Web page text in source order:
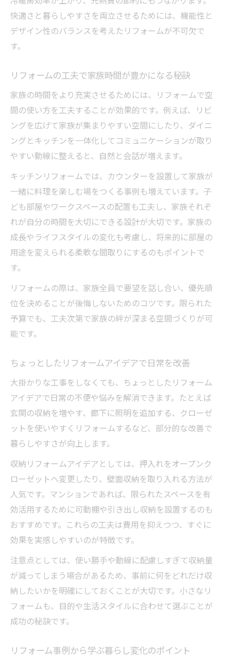
快適空間づくりを実現するリフォームの秘訣
リフォームで叶える快適な住まいの作り方
に
リフォームで実現したい空間改善のポイン
ト
暮らしを豊かにする快適リフォームの秘訣
ライフスタイルに合わせた間取りリフォーム術
リフォームで叶える理想の間取り設計ポイ
ント
ライフスタイル変化に対応する間取りリフ
ォーム
リフォームで間取りを自分らしくアレンジ
する方法
リノベーションで間取りを自由自在に変え
るコツ
省エネも叶える住まいのリフォーム新提案
省エネリフォームの最新トレンドと実践法
リフォームで光熱費削減を実現するコツ
エコな住まいを目指すリフォームアイデア
集
リフォームの工夫で環境にも優しい住まい
へ
快適さと暮らしやすさを両立させるためには、機能性と
デザイン性のバランスを考えたリフォームが不可欠で
す。
リフォームの工夫で家族時間が豊かになる秘訣
家族の時間をより充実させるためには、リフォームで空
間の使い方を工夫することが効果的です。例えば、リビ
ングを広げて家族が集まりやすい空間にしたり、ダイニ
ングとキッチンを一体化してコミュニケーションが取り
やすい動線に整えると、自然と会話が増えます。
キッチンリフォームでは、カウンターを設置して家族が
一緒に料理を楽しむ場をつくる事例も増えています。子
ども部屋やワークスペースの配置も工夫し、家族それぞ
れが自分の時間を大切にできる設計が大切です。家族の
成長やライフスタイルの変化も考慮し、将来的に部屋の
用途を変えられる柔軟な間取りにするのもポイントで
す。
リフォームの際は、家族全員で要望を話し合い、優先順
位を決めることが後悔しないためのコツです。限られた
予算でも、工夫次第で家族の絆が深まる空間づくりが可
能です。
ちょっとしたリフォームアイデアで日常を改善
大掛かりな工事をしなくても、ちょっとしたリフォーム
アイデアで日常の不便や悩みを解消できます。たとえば
玄関の収納を増やす、廊下に照明を追加する、クローゼ
ットを使いやすくリフォームするなど、部分的な改善で
暮らしやすさが向上します。
収納リフォームアイデアとしては、押入れをオープンク
ローゼットへ変更したり、壁面収納を取り入れる方法が
人気です。マンションであれば、限られたスペースを有
効活用するために可動棚や引き出し収納を設置するのも
おすすめです。これらの工夫は費用を抑えつつ、すぐに
効果を実感しやすいのが特徴です。
注意点としては、使い勝手や動線に配慮しすぎて収納量
が減ってしまう場合があるため、事前に何をどれだけ収
納したいかを明確にしておくことが大切です。小さなリ
フォームも、目的や生活スタイルに合わせて選ぶことが
成功の秘訣です。
リフォーム事例から学ぶ暮らし変化のポイント